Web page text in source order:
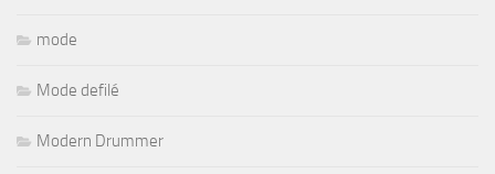
mode
Mode defilé
Modern Drummer